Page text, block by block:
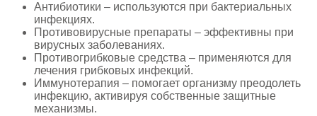
Антибиотики – используются при бактериальных
инфекциях.
Противовирусные препараты – эффективны при
вирусных заболеваниях.
Противогрибковые средства – применяются для
лечения грибковых инфекций.
Иммунотерапия – помогает организму преодолеть
инфекцию, активируя собственные защитные
механизмы.